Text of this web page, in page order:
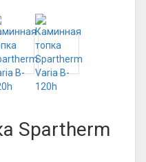
Spartherm